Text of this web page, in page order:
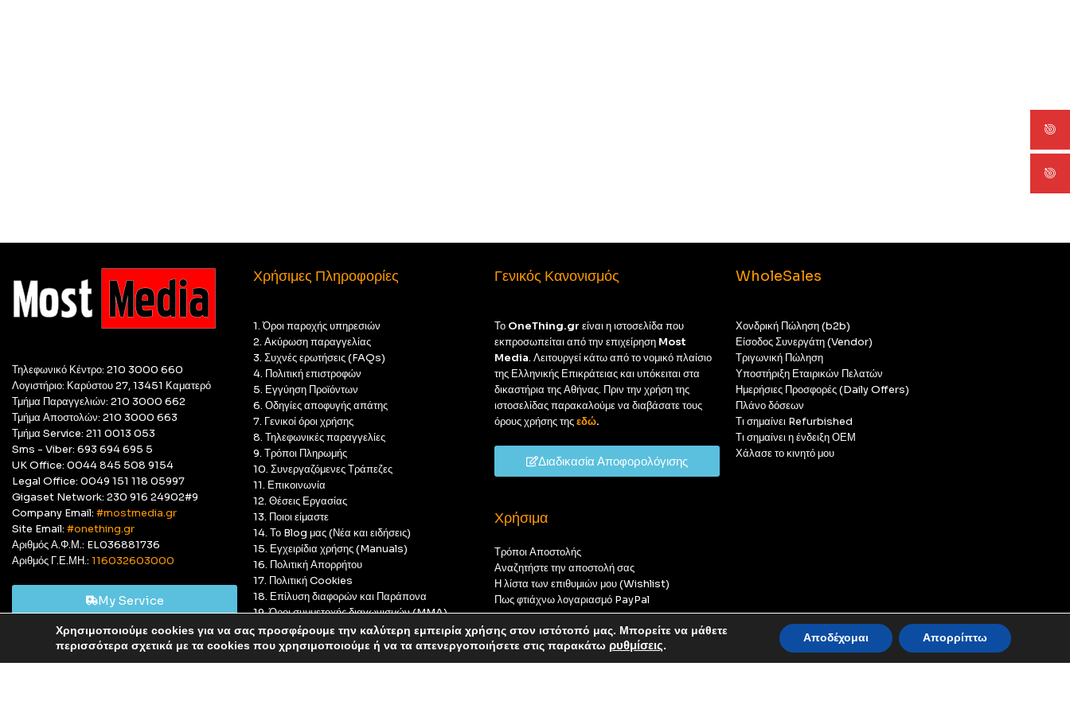
Αυτό είναι ένα δοκιμαστικό κατάστημα για δοκιμαστικούς σκοπούς — καμία παραγγελία δεν θα ολοκληρωθεί.
Τηλεφωνικό Κέντρο: 210 3000 660
Λογιστήριο: Καρύστου 27, 13451 Καματερό
Τμήμα Παραγγελιών: 210 3000 662
Τμήμα Αποστολών: 210 3000 663
Τμήμα Service: 211 0013 053
Sms - Viber: 693 694 695 5
UK Office: 0044 845 508 9154
Legal Office: 0049 151 118 05997
Gigaset Network: 230 916 24902#9
Company Email: #mostmedia.gr
Site Email: #onething.gr
Αριθμός Α.Φ.Μ.: EL036881736
Αριθμός Γ.Ε.ΜΗ.: 116032603000
My Service
Χρήσιμες Πληροφορίες
1. Όροι παροχής υπηρεσιών
2. Ακύρωση παραγγελίας
3. Συχνές ερωτήσεις (FAQs)
4. Πολιτική επιστροφών
5. Εγγύηση Προϊόντων
6. Οδηγίες αποφυγής απάτης
7. Γενικοί όροι χρήσης
8. Τηλεφωνικές παραγγελίες
9. Τρόποι Πληρωμής
10. Συνεργαζόμενες Τράπεζες
11. Επικοινωνία
12. Θέσεις Εργασίας
13. Ποιοι είμαστε
14. Το Blog μας (Νέα και ειδήσεις)
15. Εγχειρίδια χρήσης (Manuals)
16. Πολιτική Απορρήτου
17. Πολιτική Cookies
18. Επίλυση διαφορών και Παράπονα
19. Όροι συμμετοχής διαγωνισμών (MMA)
20. GDPR Compliant
Γενικός Κανονισμός
Το OneThing.gr είναι η ιστοσελίδα που
εκπροσωπείται από την επιχείρηση Most
Media. Λειτουργεί κάτω από το νομικό πλαίσιο
της Ελληνικής Επικράτειας και υπόκειται στα
δικαστήρια της Αθήνας. Πριν την χρήση της
ιστοσελίδας παρακαλούμε να διαβάσατε τους
όρους χρήσης τηςεδώ.
Διαδικασία Αποφορολόγισης
Χρήσιμα
Τρόποι Αποστολής
Αναζητήστε την αποστολή σας
Η λίστα των επιθυμιών μου (Wishlist)
Πως φτιάχνω λογαριασμό PayPal
WholeSales
Χονδρική Πώληση (b2b)
Είσοδος Συνεργάτη (Vendor)
Τριγωνική Πώληση
Υποστήριξη Εταιρικών Πελατών
Ημερήσιες Προσφορές (Daily Offers)
Πλάνο δόσεων
Τι σημαίνει Refurbished
Τι σημαίνει η ένδειξη ΟΕΜ
Χάλασε το κινητό μου
© Most Media 2011 - 2025, All rights reserved
Χρησιμοποιούμε cookies για να σας προσφέρουμε την καλύτερη εμπειρία χρήσης στον ιστότοπό μας. Μπορείτε να μάθετε
περισσότερα σχετικά με τα cookies που χρησιμοποιούμε ή να τα απενεργοποιήσετε στις παρακάτω ρυθμίσεις. Αποδέχομαι Απορρίπτω